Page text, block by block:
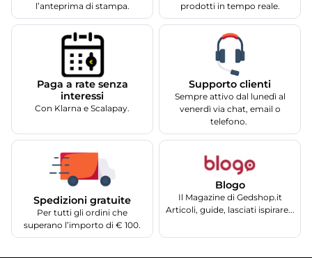
l’anteprima di stampa.
prodotti in tempo reale.
Paga a rate senza
interessi
Con Klarna e Scalapay.
Supporto clienti
Sempre attivo dal lunedì al
venerdì via chat, email o
telefono.
Spedizioni gratuite
Per tutti gli ordini che
superano l’importo di € 100.
Blogo
Il Magazine di Gedshop.it
Articoli, guide, lasciati ispirare...